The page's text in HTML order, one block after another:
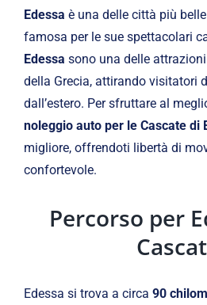
Edessa è una delle città più
famosa per le sue spettacolari
Edessa sono una delle
della Grecia, attirando visitatori
dall’estero. Per sfruttare al
noleggio auto per le Cascate di
migliore, offrendoti libertà di
confortevole.
Percorso per
Edessa si trova a circa 90